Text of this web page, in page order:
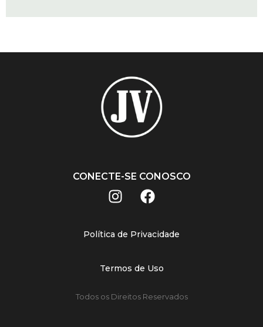
CONECTE-SE CONOSCO
Política de Privacidade
Termos de Uso
Todos os Direitos Reservados